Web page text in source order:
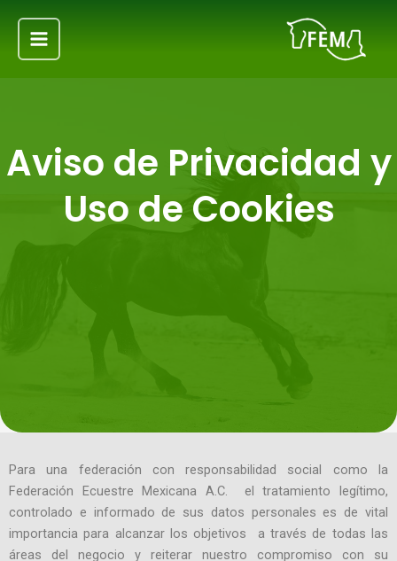
contenido
Main
Menu
Aviso de Privacidad y
Uso de Cookies
Para una federación con responsabilidad social como la
Federación Ecuestre Mexicana A.C. el tratamiento legítimo,
controlado e informado de sus datos personales es de vital
importancia para alcanzar los objetivos a través de todas las
áreas del negocio y reiterar nuestro compromiso con su